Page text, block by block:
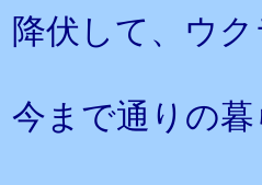
降伏して、ウ
今まで通りの